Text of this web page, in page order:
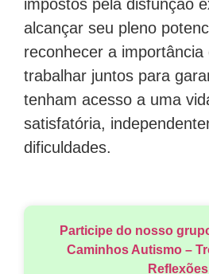
impostos pela disfunção
alcançar seu pleno
reconhecer a
trabalhar juntos para
tenham acesso a uma
satisfatória,
dificuldades.
Participe do nosso
Caminhos Autismo –